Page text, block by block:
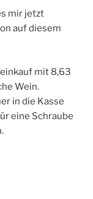
mir jetzt
auf diesem
mit 8,63
Wein.
in die Kasse
eine Schraube